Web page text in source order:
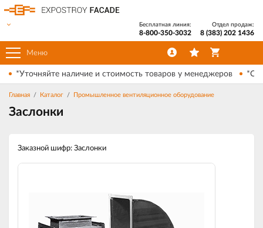
Меню
Бесплатная линия:
8-800-350-3032
Отдел продаж:
8 (383) 202 1436
*Уточняйте наличие и стоимость товаров у менеджеров
Главная Каталог Промышленное вентиляционное оборудование
Заслонки
Заказной шифр: Заслонки